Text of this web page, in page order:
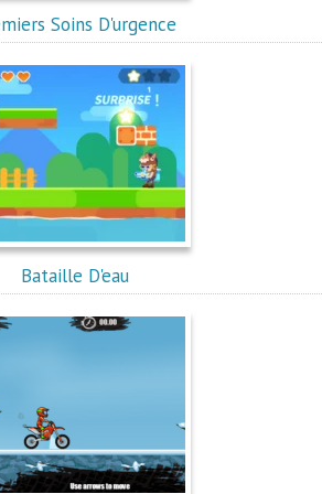
Soins D'urgence
Bataille D'eau